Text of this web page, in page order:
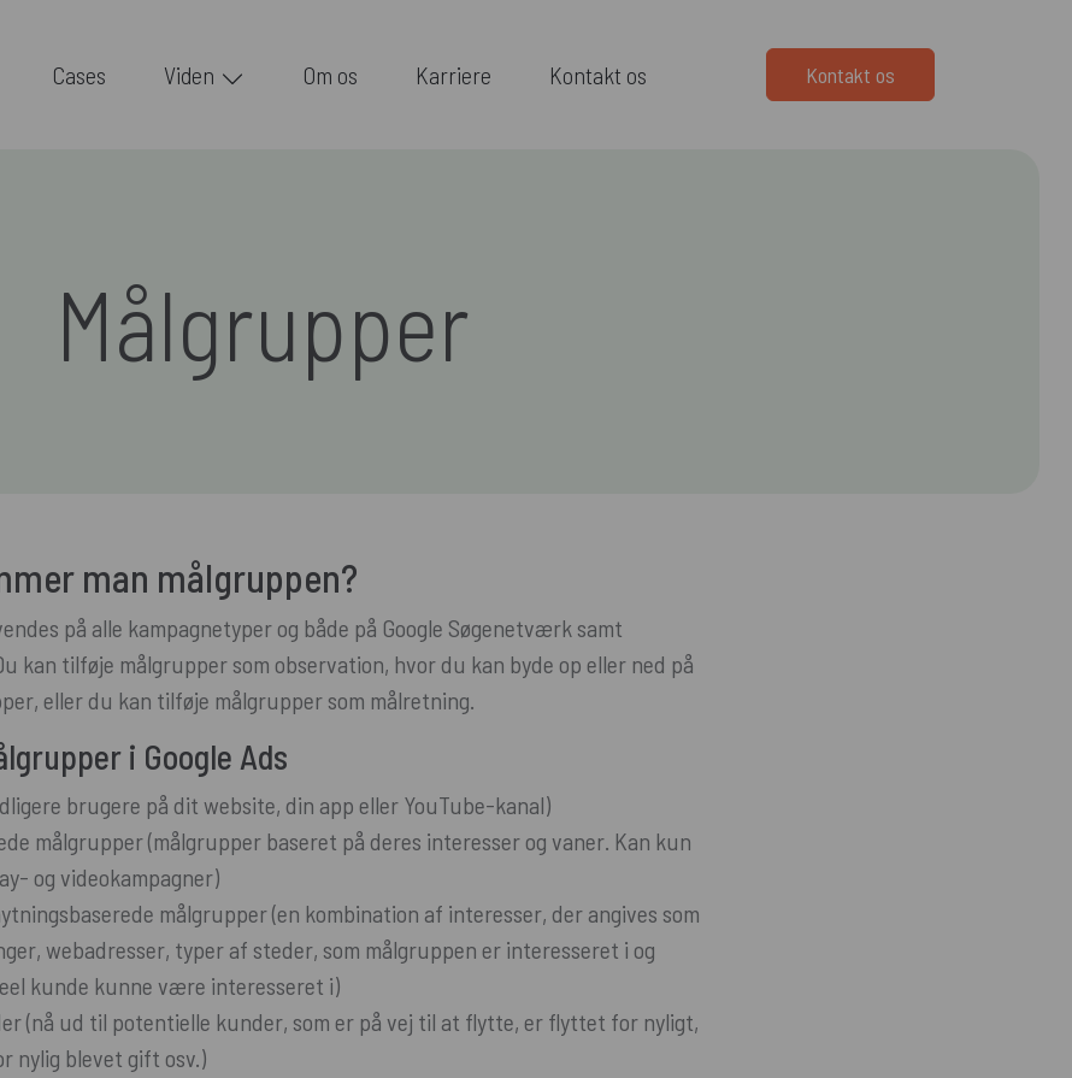
Cases Viden Om os Karriere Kontakt os Kontakt os
Målgrupper
man målgruppen?
på alle kampagnetyper og både på Google Søgenetværk samt
kan tilføje målgrupper som observation, hvor du kan byde op eller ned på
eller du kan tilføje målgrupper som målretning.
i Google Ads
brugere på dit website, din app eller YouTube-kanal)
målgrupper (målgrupper baseret på deres interesser og vaner. Kan kun
og videokampagner)
målgrupper (en kombination af interesser, der angives som
webadresser, typer af steder, som målgruppen er interesseret i og
kunde kunne være interesseret i)
(nå ud til potentielle kunder, som er på vej til at flytte, er flyttet for nyligt,
nylig blevet gift osv.)